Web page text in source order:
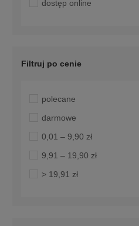
dostęp online
Filtruj po cenie
polecane
darmowe
0,01 – 9,90 zł
9,91 – 19,90 zł
> 19,91 zł